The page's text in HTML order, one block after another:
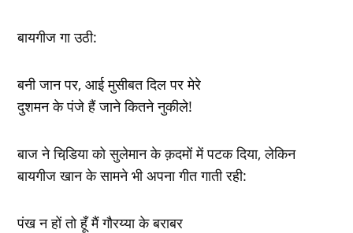
बायगीज गा उठी:
बनी जान पर, आई मुसीबत दिल पर मेरे
दुशमन के पंजे हैं जाने कितने नुकीले!
बाज ने चिडि़या को सुलेमान के क़दमों में पटक दिया, लेकिन
बायगीज खान के सामने भी अपना गीत गाती रही:
पंख न हों तो हूँ मैं गौरय्या के बराबर